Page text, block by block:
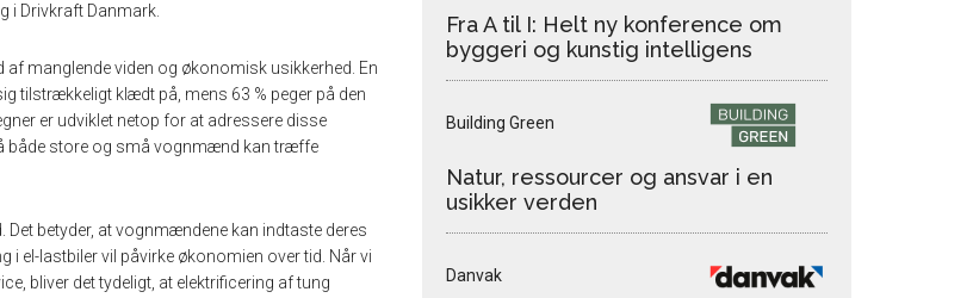
i Drivkraft Danmark.
manglende viden og økonomisk usikkerhed. En
tilstrækkeligt klædt på, mens 63 % peger på den
er udviklet netop for at adressere disse
både store og små vognmænd kan træffe
betyder, at vognmændene kan indtaste deres
el-lastbiler vil påvirke økonomien over tid. Når vi
bliver det tydeligt, at elektrificering af tung
Fra A til I: Helt ny konference om
byggeri og kunstig intelligens
Building Green
Natur, ressourcer og ansvar i en
usikker verden
Danvak